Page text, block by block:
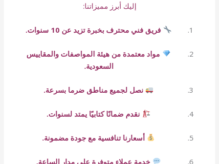
إليك أبرز مميزاتنا:
فريق فني محترف بخبرة تزيد عن 10 سنوات.
مواد معتمدة من هيئة المواصفات والمقاييس
السعودية.
نصل لجميع مناطق ضرما بسرعة.
نقدم ضمانًا كتابيًا يمتد لسنوات.
أسعارنا تنافسية مع جودة مضمونة.
خدمة عملاء متوفرة على مدار الساعة.